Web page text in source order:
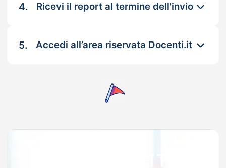
4. Ricevi il report al termine dell'invio
5. Accedi all’area riservata Docenti.it